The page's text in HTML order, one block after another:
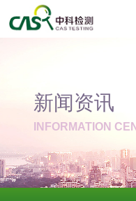
新闻资讯
INFORMATION
阻燃型
无底纸
胶
室温固